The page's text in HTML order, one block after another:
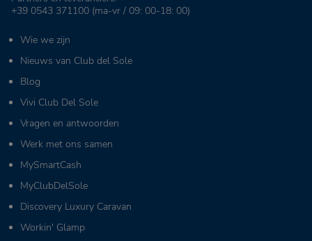
+39 0543 371100 (ma-vr / 09: 00-18: 00)
Wie we zijn
Nieuws van Club del Sole
Blog
Vivi Club Del Sole
Vragen en antwoorden
Werk met ons samen
MySmartCash
MyClubDelSole
Discovery Luxury Caravan
Workin' Glamp